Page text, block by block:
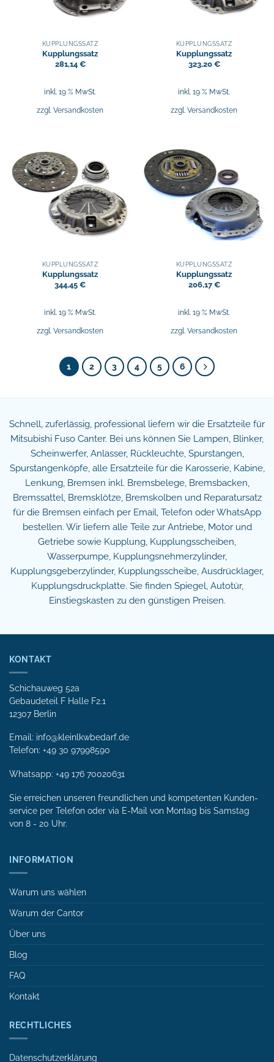
KUPPLUNGSSATZ
Kupplungssatz
281,14 €
inkl. 19 % MwSt.
zzgl. Versandkosten
KUPPLUNGSSATZ
Kupplungssatz
323,20 €
inkl. 19 % MwSt.
zzgl. Versandkosten
KUPPLUNGSSATZ
Kupplungssatz
344,45 €
inkl. 19 % MwSt.
zzgl. Versandkosten
KUPPLUNGSSATZ
Kupplungssatz
206,17€
inkl. 19 % MwSt.
zzgl. Versandkosten
1 2 3 4 5 6
Schnell, zuferlässig, professional liefern wir die Ersatzteile für
Mitsubishi Fuso Canter. Bei uns können Sie Lampen, Blinker,
Scheinwerfer, Anlasser, Rückleuchte, Spurstangen,
Spurstangenköpfe, alle Ersatzteile für die Karosserie, Kabine,
Lenkung, Bremsen inkl. Bremsbelege, Bremsbacken,
Bremssattel, Bremsklötze, Bremskolben und Reparatursatz
für die Bremsen einfach per Email, Telefon oder WhatsApp
bestellen. Wir liefern alle Teile zur Antriebe, Motor und
Getriebe sowie Kupplung, Kupplungsscheiben,
Wasserpumpe, Kupplungsnehmerzylinder,
Kupplungsgeberzylinder, Kupplungsscheibe, Ausdrücklager,
Kupplungsdruckplatte. Sie finden Spiegel, Autotür,
Einstiegskasten zu den günstigen Preisen.
KONTAKT
Schichauweg 52a
Gebaudeteil F Halle F2.1
12307 Berlin
Email: info@kleinlkwbedarf.de
Telefon: +49 30 97998590
Whatsapp: +49 176 70020631
Sie erreichen unseren freundlichen und kompetenten Kunden­
service per Tele­fon oder via E-Mail von Mon­tag bis Samstag
von 8 - 20 Uhr.
INFORMATION
Warum uns wählen
Warum der Cantor
Über uns
Blog
FAQ
Kontakt
RECHTLICHES
Datenschutzerklärung